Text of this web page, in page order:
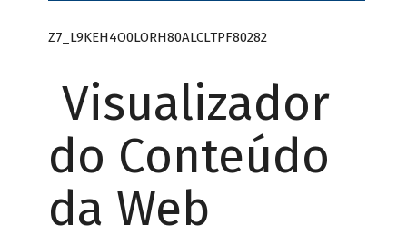
Z7_L9KEH4O0LORH80ALCLTPF80282
Visualizador
do Conteúdo
da Web